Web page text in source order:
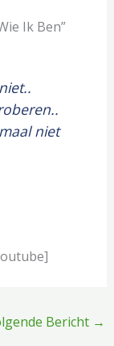
Ik Ben”
niet
Bericht →